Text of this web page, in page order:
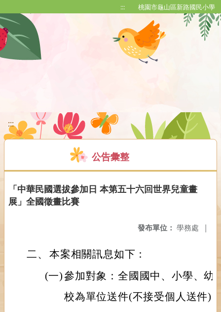
::: 桃園市龜山區新路國民小學
:::
公告彙整
「中華民國選拔參加日 本第五十六回世界兒童畫
展」全國徵畫比賽
發布單位： 學務處 |
二、 本案相關訊息如下：
(一)參加對象：全國國中、小學、幼
校為單位送件(不接受個人送件)